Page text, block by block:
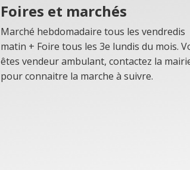
Foires et marchés
Marché hebdomadaire tous les vendredis
matin + Foire tous les 3e lundis du mois.
êtes vendeur ambulant, contactez la
pour connaitre la marche à suivre.